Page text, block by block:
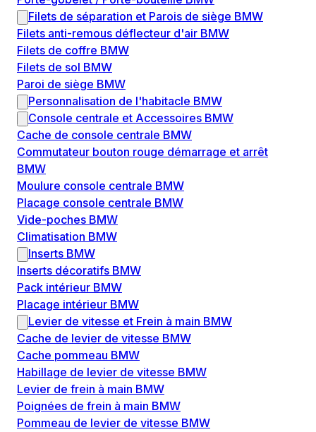
Filets de séparation et Parois de siège BMW
Filets anti-remous déflecteur d'air BMW
Filets de coffre BMW
Filets de sol BMW
Paroi de siège BMW
Personnalisation de l'habitacle BMW
Console centrale et Accessoires BMW
Cache de console centrale BMW
Commutateur bouton rouge démarrage et arrêt
BMW
Moulure console centrale BMW
Placage console centrale BMW
Vide-poches BMW
Climatisation BMW
Inserts BMW
Inserts décoratifs BMW
Pack intérieur BMW
Placage intérieur BMW
Levier de vitesse et Frein à main BMW
Cache de levier de vitesse BMW
Cache pommeau BMW
Habillage de levier de vitesse BMW
Levier de frein à main BMW
Poignées de frein à main BMW
Pommeau de levier de vitesse BMW